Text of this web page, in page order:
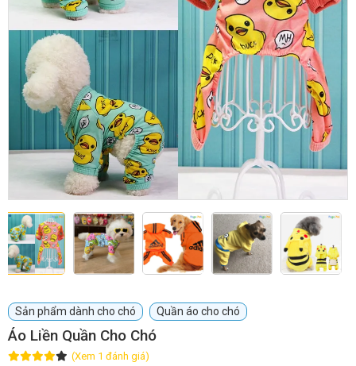
GIỚI THIỆU
DỊCH VỤ
Khách sạn chó mèo Spa chó mèo
Dịch vụ cắt tỉa lông chó
Dịch vụ huấn luyện chó
Dịch vụ mua bán chó
mèo
Dịch vụ phối giống chó
Sản phẩm dành cho chó Quần áo cho chó
Áo Liền Quần Cho Chó
(Xem 1 đánh giá)